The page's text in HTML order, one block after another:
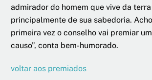
admirador do homem que vive da
principalmente de sua sabedoria.
primeira vez o conselho vai premiar
causo”, conta bem-humorado.
voltar aos premiados